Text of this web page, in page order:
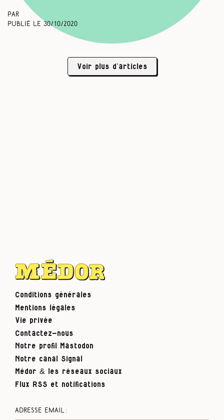
Par
Publié le 30/10/2020
Voir plus d’articles
Conditions générales
Mentions légales
Vie privée
Contactez-nous
Notre profil Mastodon
Notre canal Signal
Médor & les réseaux sociaux
Flux RSS et notifications
Adresse email :